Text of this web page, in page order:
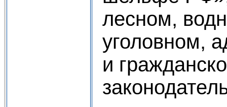
лесном,
уголовном,
и